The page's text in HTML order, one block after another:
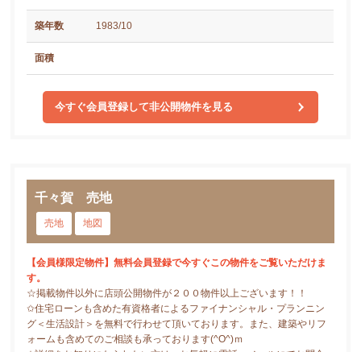
築年数 1983/10
面積
今すぐ会員登録して非公開物件を見る
千々賀 売地
売地 地図
【会員様限定物件】無料会員登録で今すぐこの物件をご覧いただけま
す。
☆掲載物件以外に店頭公開物件が２００物件以上ございます！！
✩住宅ローンも含めた有資格者によるファイナンシャル・プランニン
グ＜生活設計＞を無料で行わせて頂いております。また、建築やリフ
ォームも含めてのご相談も承っております(^O^)ｍ